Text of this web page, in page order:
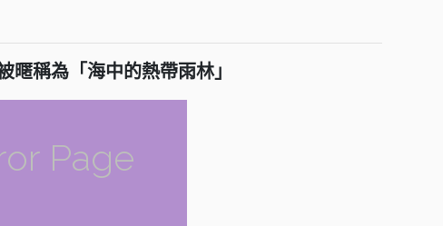
稱為「海中的熱帶雨林」